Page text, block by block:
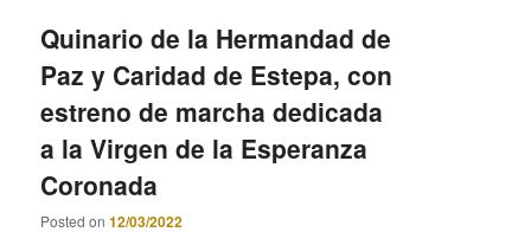
Quinario de la Hermandad de
Paz y Caridad de Estepa, con
estreno de marcha dedicada
a la Virgen de la Esperanza
Coronada
Posted on12/03/2022